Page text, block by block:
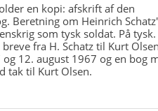
en kopi: afskrift af den
Beretning om Heinrich Schatz'
som tysk soldat. På tysk.
fra H. Schatz til Kurt
12. august 1967 og en bog
tak til Kurt Olsen.